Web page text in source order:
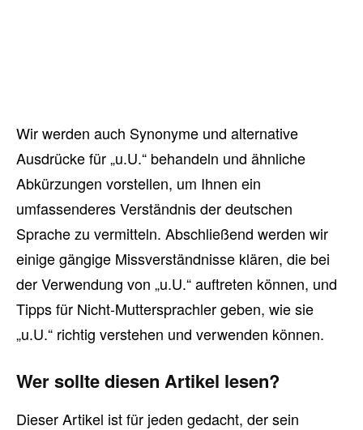
Wir werden auch Synonyme und alternative
Ausdrücke für „u.U.“ behandeln und ähnliche
Abkürzungen vorstellen, um Ihnen ein
umfassenderes Verständnis der deutschen
Sprache zu vermitteln. Abschließend werden wir
einige gängige Missverständnisse klären, die bei
der Verwendung von „u.U.“ auftreten können, und
Tipps für Nicht-Muttersprachler geben, wie sie
„u.U.“ richtig verstehen und verwenden können.
Wer sollte diesen Artikel lesen?
Dieser Artikel ist für jeden gedacht, der sein